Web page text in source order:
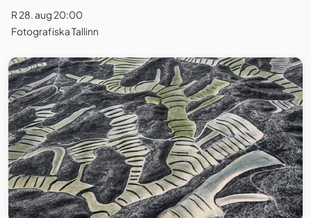
R 28. aug 20:00
Fotografiska Tallinn